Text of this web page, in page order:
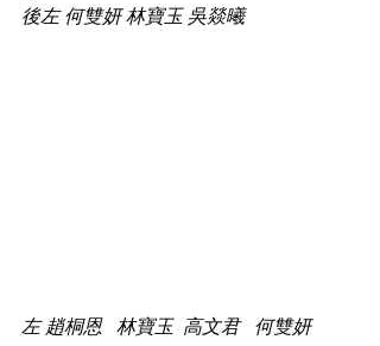
後左 何雙妍 林寶玉 吳燚曦
左 趙桐恩   林寶玉  高文君   何雙妍